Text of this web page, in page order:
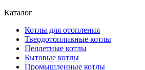
Каталог
Котлы для отопления
Твердотопливные котлы
Пеллетные котлы
Бытовые котлы
Промышленные котлы